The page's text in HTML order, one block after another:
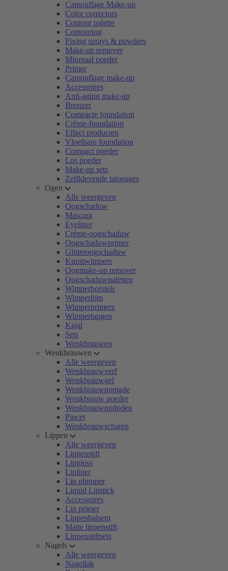
Camouflage Make-up
Color correctors
Contour palette
Contouring
Fixing sprays & powders
Make-up remover
Mineraal poeder
Primer
Camouflage make-up
Accessoires
Anti-aging make-up
Bronzer
Compacte foundation
Crème-foundation
Effect producten
Vloeibare foundation
Compact poeder
Los poeder
Make-up sets
Zelfklevende tatoeages
Ogen
Alle weergeven
Oogschaduw
Mascara
Eyeliner
Crème-oogschaduw
Oogschaduwprimer
Glitteroogschaduw
Kunstwimpers
Oogmake-up remover
Oogschaduwpaletten
Wimperborstels
Wimperlijm
Wimperprimers
Wimpertangen
Kajal
Sets
Wenkbrauwen
Wenkbrauwen
Alle weergeven
Wenkbrauwverf
Wenkbrauwgel
Wenkbrauwpomade
Wenkbrauw poeder
Wenkbrauwpotloden
Pincet
Wenkbrauwscharen
Lippen
Alle weergeven
Lippenstift
Lipgloss
Lipliner
Lip plumper
Liquid Lipstick
Accessoires
Lip primer
Lippenbalsem
Matte lippenstift
Lippenstiftsets
Nagels
Alle weergeven
Nagellak